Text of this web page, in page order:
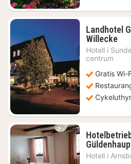
Landhotel
Willecke1
natt
kr.
Hotell i
centrum
Gratis Wi-
Hotell i